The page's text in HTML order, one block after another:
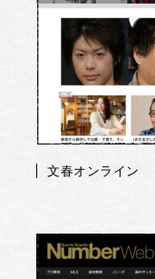
文春オンライン